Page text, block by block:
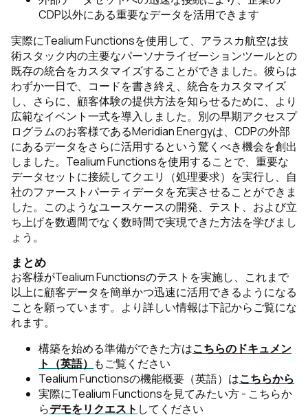
CDP以外にある重要なデータを活用できます
実際にTealium Functionsを使用して、アラスカ航空は技
術スタック内の主要なパーソナライゼーションツールとの
既存の統合をカスタマイズすることができました。彼らは
わずか一日で、コードを書き終え、統合をカスタマイズ
し、さらに、顧客体験の提供方法を知らせるために、より
広範なイベント一式を導入しました。別の早期アクセスプ
ログラムのお客様であるMeridian Energyは、CDPの外部
にあるデータをさらに活用するという驚くべき機会を創出
しました。Tealium Functionsを使用することで、重要な
データセットに接続してクエリ（処理要求）を実行し、自
社のファーストパーティデータを充実させることができま
した。このようなユースケースの開発、テスト、および立
ち上げを数週間でなく数時間で実現できた方法を学びまし
ょう。
まとめ
お客様がTealium Functionsのテストを実施し、これまで
以上に顧客データを簡単かつ迅速に活用できるようになる
ことを願っています。より詳しい情報は下記からご覧にな
れます。
構築を始める準備ができた方はこちらのドキュメン
ト（英語） もご覧ください
Tealium Functionsの機能概要（英語）はこちらから
実際にTealium Functionsを見てみたい方 - こちらか
らデモをリクエスト してください